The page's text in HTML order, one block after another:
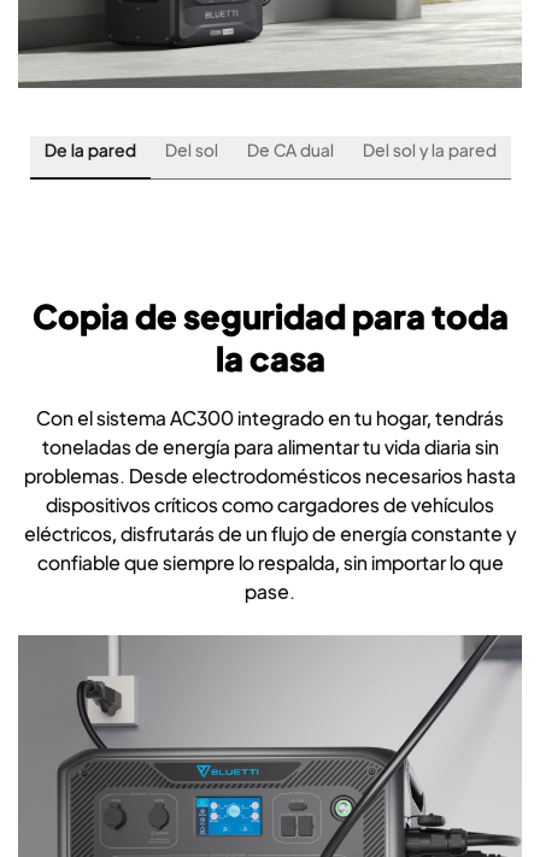
De la pared Del sol De CA dual Del sol y la pared
Copia de seguridad para toda
la casa
Con el sistema AC300 integrado en tu hogar, tendrás
toneladas de energía para alimentar tu vida diaria sin
problemas. Desde electrodomésticos necesarios hasta
dispositivos críticos como cargadores de vehículos
eléctricos, disfrutarás de un flujo de energía constante y
confiable que siempre lo respalda, sin importar lo que
pase.